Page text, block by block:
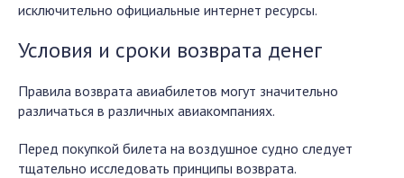
исключительно официальные интернет ресурсы.
Условия и сроки возврата денег
Правила возврата авиабилетов могут значительно
различаться в различных авиакомпаниях.
Перед покупкой билета на воздушное судно следует
тщательно исследовать принципы возврата.